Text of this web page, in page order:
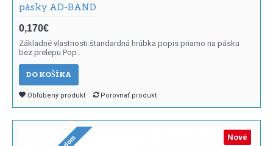
pásky AD-BAND
0,170€
Základné vlastnosti:štandardná hrúbka popis priamo na pásku
bez prelepu Pop..
DO KOŠÍKA
Obľúbený produkt Porovnať produkt
Nové